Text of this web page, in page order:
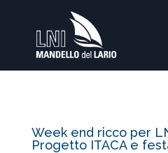
Week end ricco per
Progetto ITACA e